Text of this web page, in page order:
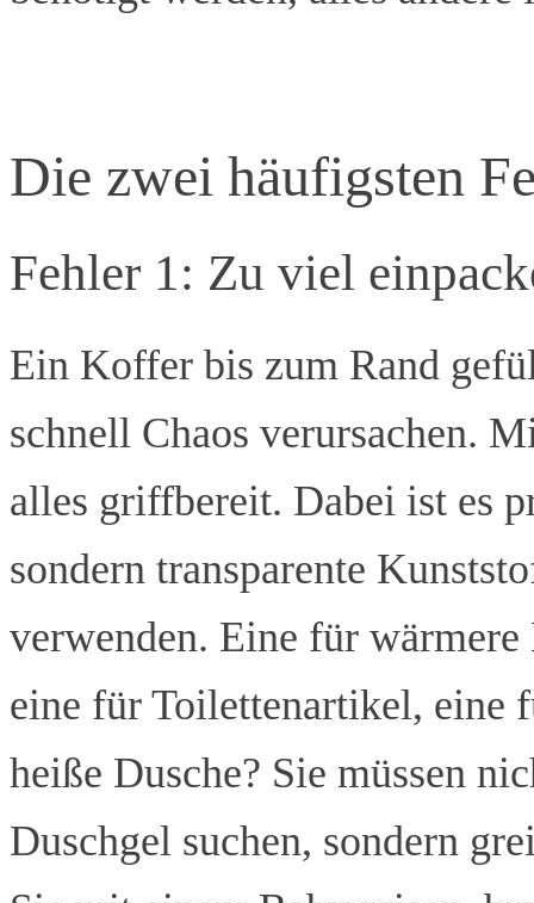
Die zwei häufigsten
Fehler 1: Zu viel
Ein Koffer bis zum Rand
schnell Chaos verursachen.
alles griffbereit. Dabei ist es
sondern transparente
verwenden. Eine für
eine für Toilettenartikel, eine
heiße Dusche? Sie müssen
Duschgel suchen, sondern